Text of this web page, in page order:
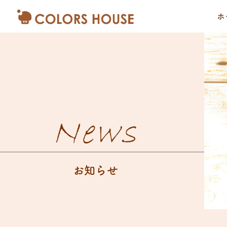
ホ
News
お知らせ